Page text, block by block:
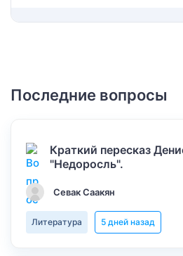
Последние вопросы
Краткий пересказ
"Недоросль".
Севак Саакян
Литература 5 дней назад